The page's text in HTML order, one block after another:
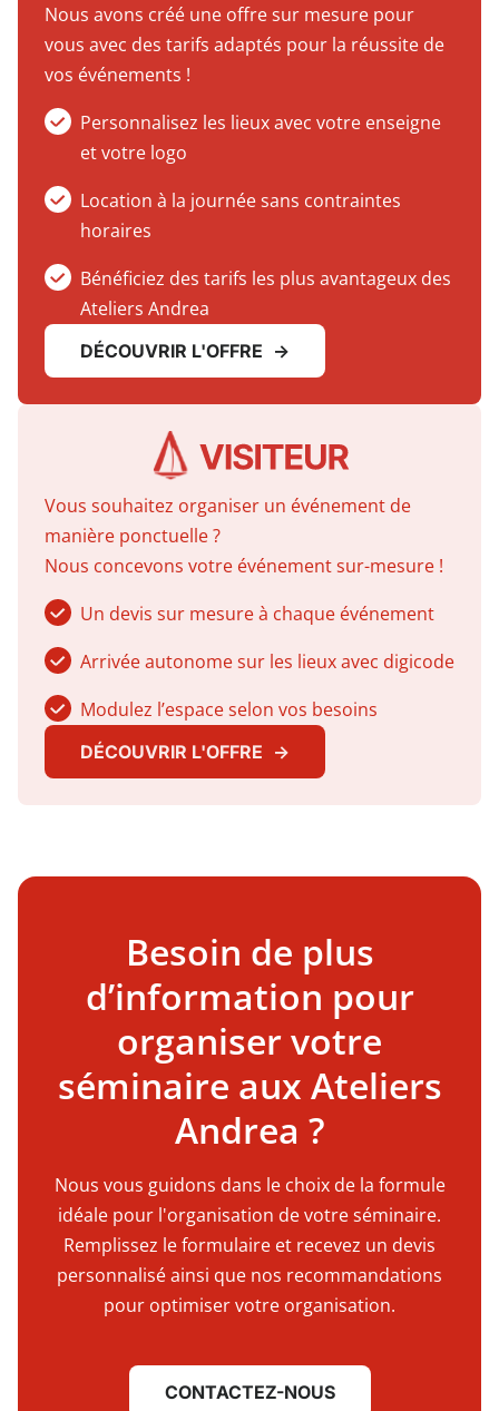
Nous avons créé une offre sur mesure pour
vous avec des tarifs adaptés pour la réussite de
vos événements !
Personnalisez les lieux avec votre enseigne
et votre logo
Location à la journée sans contraintes
horaires
Bénéficiez des tarifs les plus avantageux des
Ateliers Andrea
DÉCOUVRIR L'OFFRE
Vous souhaitez organiser un événement de
manière ponctuelle ?
Nous concevons votre événement sur-mesure !
Un devis sur mesure à chaque événement
Arrivée autonome sur les lieux avec digicode
Modulez l’espace selon vos besoins
DÉCOUVRIR L'OFFRE
Besoin de plus
d’information pour
organiser votre
séminaire aux Ateliers
Andrea ?
Nous vous guidons dans le choix de la formule
idéale pour l'organisation de votre séminaire.
Remplissez le formulaire et recevez un devis
personnalisé ainsi que nos recommandations
pour optimiser votre organisation.
CONTACTEZ-NOUS